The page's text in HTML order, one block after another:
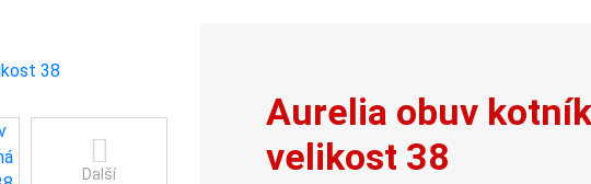
Další
Aurelia obuv
velikost 38